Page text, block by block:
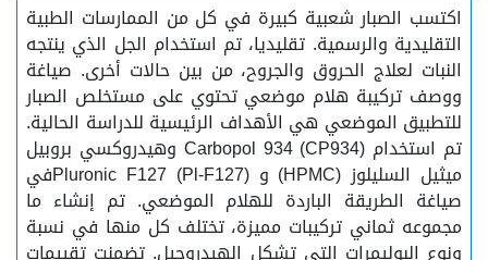
اكتسب الصبار شعبية كبيرة في كل من الممارسات الطبية
التقليدية والرسمية. تقليديا، تم استخدام الجل الذي ينتجه
النبات لعلاج الحروق والجروح، من بين حالات أخرى. صياغة
ووصف تركيبة هلام موضعي تحتوي على مستخلص الصبار
للتطبيق الموضعي هي الأهداف الرئيسية للدراسة الحالية.
تم استخدام Carbopol 934 (CP934) وهيدروكسي بروبيل
ميثيل السليلوز (HPMC) و Pluronic F127 (Pl-F127)في
صياغة الطريقة الباردة للهلام الموضعي. تم إنشاء ما
مجموعه ثماني تركيبات مميزة، تختلف كل منها في نسبة
ونوع البوليمرات التي تشكل الهيدروجيل. تضمنت تقييمات